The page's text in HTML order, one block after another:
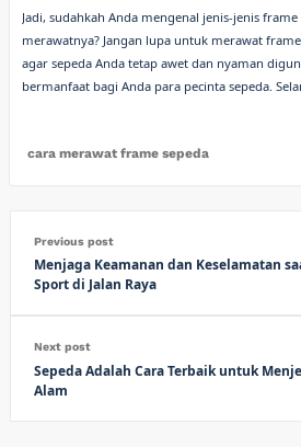
Jadi, sudahkah Anda mengenal jenis-jenis frame
merawatnya? Jangan lupa untuk merawat
agar sepeda Anda tetap awet dan nyaman
bermanfaat bagi Anda para pecinta sepeda.
cara merawat frame sepeda
Previous post
Menjaga Keamanan dan Keselamatan
Sport di Jalan Raya
Next post
Sepeda Adalah Cara Terbaik untuk
Alam